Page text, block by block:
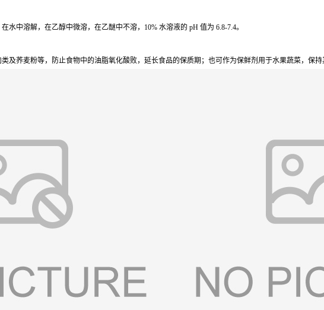
水中溶解，在乙醇中微溶，在乙醚中不溶，10% 水溶液的 pH 值为 6.8-7.4。
及荞麦粉等，防止食物中的油脂氧化酸败，延长食品的保质期；也可作为保鲜剂用于水果蔬菜，保